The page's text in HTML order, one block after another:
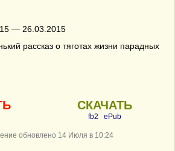
— 26.03.2015
рассказ о тяготах жизни парадных
СКАЧАТЬ
fb2 ePub
обновлено 14 Июля в 10:24